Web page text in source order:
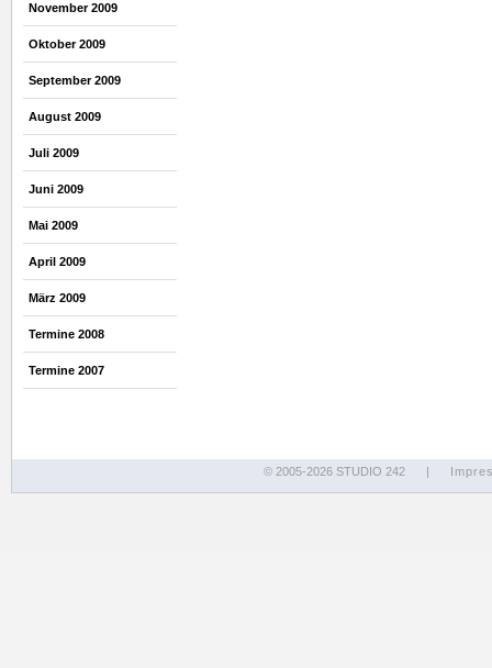
November 2009
Oktober 2009
September 2009
August 2009
Juli 2009
Juni 2009
Mai 2009
April 2009
März 2009
Termine 2008
Termine 2007
© 2005-2026 STUDIO 242 |